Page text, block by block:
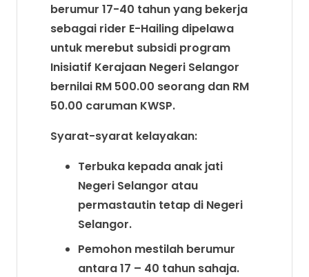
berumur 17-40 tahun yang bekerja
sebagai rider E-Hailing dipelawa
untuk merebut subsidi program
Inisiatif Kerajaan Negeri Selangor
bernilai RM 500.00 seorang dan RM
50.00 caruman KWSP.
Syarat-syarat kelayakan:
Terbuka kepada anak jati
Negeri Selangor atau
permastautin tetap di Negeri
Selangor.
Pemohon mestilah berumur
antara 17 – 40 tahun sahaja.